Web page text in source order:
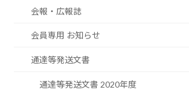
会報・広報誌
会員専用 お知らせ
通達等発送文書
通達等発送文書 2020年度